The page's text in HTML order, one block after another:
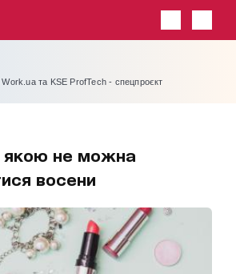
та KSE ProfTech - спецпроєкт
якою не можна
восени